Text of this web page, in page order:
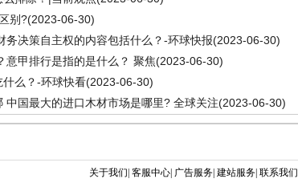
别?(2023-06-30)
务决策自主权的内容包括什么？-环球快报(2023-06-30)
意甲排行是指的是什么？ 聚焦(2023-06-30)
么？-环球快看(2023-06-30)
中国最大的进口木材市场是哪里? 全球关注(2023-06-30)
关于我们| 客服中心| 广告服务| 建站服务| 联系我们